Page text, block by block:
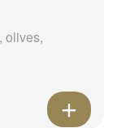
olives,